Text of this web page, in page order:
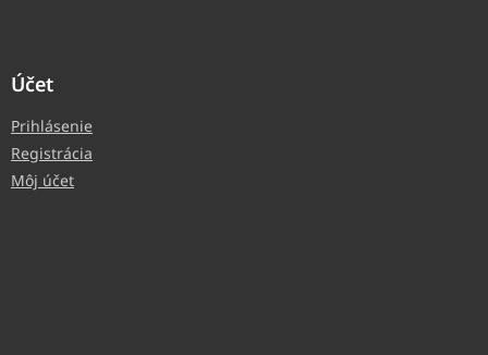
Účet
Prihlásenie
Registrácia
Môj účet